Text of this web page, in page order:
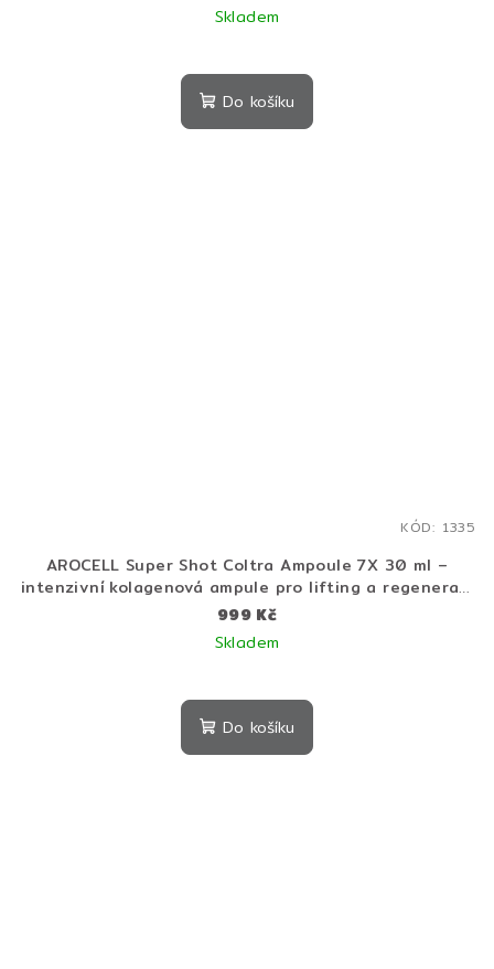
Skladem
Do košíku
AROCELL Super Shot Coltra Ampoule 7X 30 ml –
intenzivní kolagenová ampule pro lifting a regeneraci
pleti
999 Kč
Skladem
Do košíku
KÓD: 1335